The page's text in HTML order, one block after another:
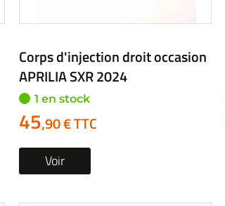
Corps d'injection droit occasion
APRILIA SXR 2024
1 en stock
45,90 € TTC
Voir